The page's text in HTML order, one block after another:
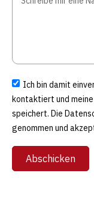
Ich bin damit
kontaktiert und
speichert. Die
genommen und
Abschicken